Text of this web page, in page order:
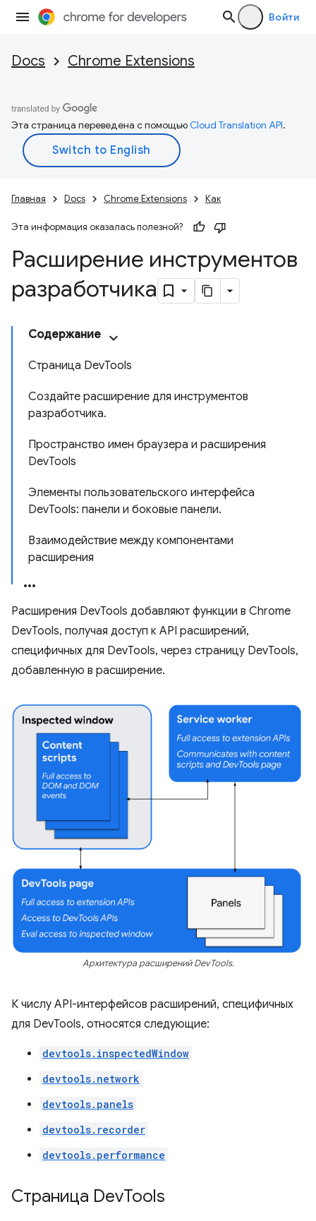
Войти
Docs Chrome Extensions
Эта страница переведена с помощьюCloud Translation API.
Главная Docs Chrome Extensions Как
Эта информация оказалась полезной?
Расширение инструментов
разработчика
Содержание
Страница DevTools
Создайте расширение для инструментов
разработчика.
Пространство имен браузера и расширения
DevTools
Элементы пользовательского интерфейса
DevTools: панели и боковые панели.
Взаимодействие между компонентами
расширения
Расширения DevTools добавляют функции в Chrome
DevTools, получая доступ к API расширений,
специфичных для DevTools, через страницу DevTools,
добавленную в расширение.
Архитектура расширений DevTools.
К числу API-интерфейсов расширений, специфичных
для DevTools, относятся следующие:
devtools.inspectedWindow
devtools.network
devtools.panels
devtools.recorder
devtools.performance
Страница DevTools